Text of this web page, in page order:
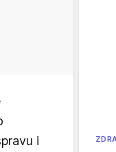
i